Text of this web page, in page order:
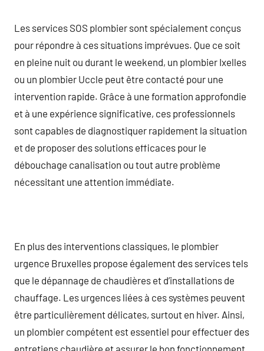
Les services SOS plombier sont spécialement conçus
pour répondre à ces situations imprévues. Que ce soit
en pleine nuit ou durant le weekend, un plombier Ixelles
ou un plombier Uccle peut être contacté pour une
intervention rapide. Grâce à une formation approfondie
et à une expérience significative, ces professionnels
sont capables de diagnostiquer rapidement la situation
et de proposer des solutions efficaces pour le
débouchage canalisation ou tout autre problème
nécessitant une attention immédiate.
En plus des interventions classiques, le plombier
urgence Bruxelles propose également des services tels
que le dépannage de chaudières et d’installations de
chauffage. Les urgences liées à ces systèmes peuvent
être particulièrement délicates, surtout en hiver. Ainsi,
un plombier compétent est essentiel pour effectuer des
entretiens chaudière et assurer le bon fonctionnement